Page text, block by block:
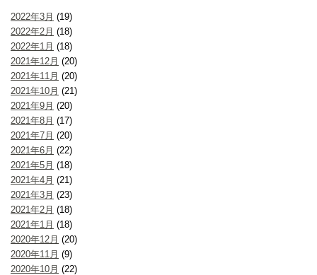
2022年3月 (19)
2022年2月 (18)
2022年1月 (18)
2021年12月 (20)
2021年11月 (20)
2021年10月 (21)
2021年9月 (20)
2021年8月 (17)
2021年7月 (20)
2021年6月 (22)
2021年5月 (18)
2021年4月 (21)
2021年3月 (23)
2021年2月 (18)
2021年1月 (18)
2020年12月 (20)
2020年11月 (9)
2020年10月 (22)